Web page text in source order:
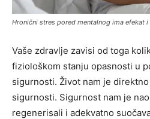
Hronični stres pored mentalnog ima efekat
Vaše zdravlje zavisi od toga
fiziološkom stanju opasnosti u
sigurnosti. Život nam je
sigurnosti. Sigurnost nam je
regenerisali i adekvatno